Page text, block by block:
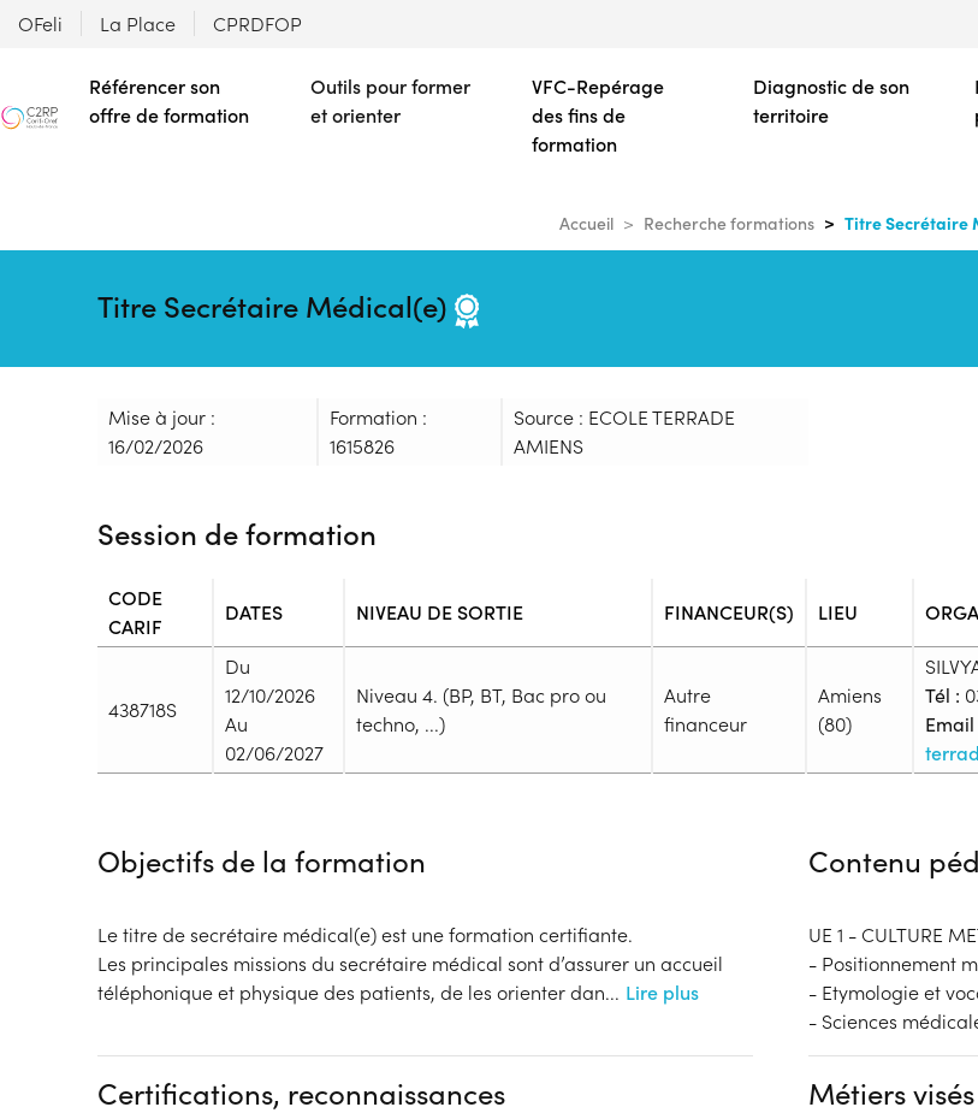
contenu
principal
OFeli La Place CPRDFOP
Référencer son
offre de formation
Outils pour former
et orienter
VFC-Repérage
des fins de
formation
Diagnostic de son
territoire
Accueil Recherche formations Titre Secrétaire
Titre Secrétaire Médical(e)
Mise à jour :
16/02/2026
Formation :
1615826
Source : ECOLE TERRADE
AMIENS
Session de formation
CODE
CARIF
DATES NIVEAU DE SORTIE FINANCEUR(S) LIEU
438718S
Du
12/10/2026
Au
02/06/2027
Niveau 4. (BP, BT, Bac pro ou
techno, ...)
Autre
financeur
Amiens
(80)
Tél :
Email
Durée en centre :704h
Rythme :
Cours de jour
Type de parcours :Parcours collectif
Dispositif
Financeur
Financements à déterminer selon la situation du bénéficiaire
Prérequis :
Pour accéder à la
Être titulaire
Public :
En recherche
Réunions
Complément
Objectifs de la formation
Le titre de secrétaire médical(e) est une formation certifiante.
Les principales missions du secrétaire médical sont d’assurer un accueil
téléphonique et physique des patients, de les orienter dan... Lire plus
Contenu
UE 1 - CULTURE
- Positionnement
- Etymologie et
- Sciences
Certifications, reconnaissances Métiers visés